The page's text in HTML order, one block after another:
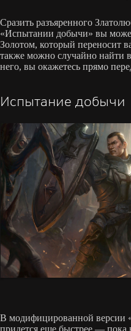
Сразить разъяренного
«Испытании добычи» вы
Золотом, который переносит
также можно случайно найти
него, вы окажетесь прямо
Испытание добычи
В модифицированной версии